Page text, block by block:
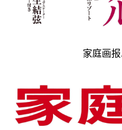
家庭画